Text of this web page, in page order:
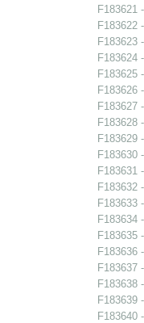
F183621
F183622
F183623
F183624
F183625
F183626
F183627
F183628
F183629
F183630
F183631
F183632
F183633
F183634
F183635
F183636
F183637
F183638
F183639
F183640